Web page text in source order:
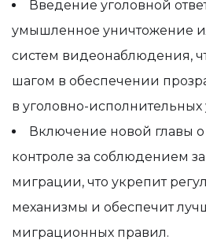
Введение уголовной
умышленное уничтожение
систем видеонаблюдения,
шагом в обеспечении
в уголовно-
Включение новой главы о
контроле за соблюдением
миграции, что укрепит
механизмы и обеспечит
миграционных правил.